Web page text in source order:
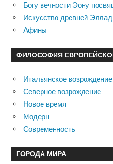
Богу вечности Эону
Искусство древней
Афины
ФИЛОСОФИЯ
Итальянское возрождение
Северное возрождение
Новое время
Модерн
Современность
ГОРОДА МИРА